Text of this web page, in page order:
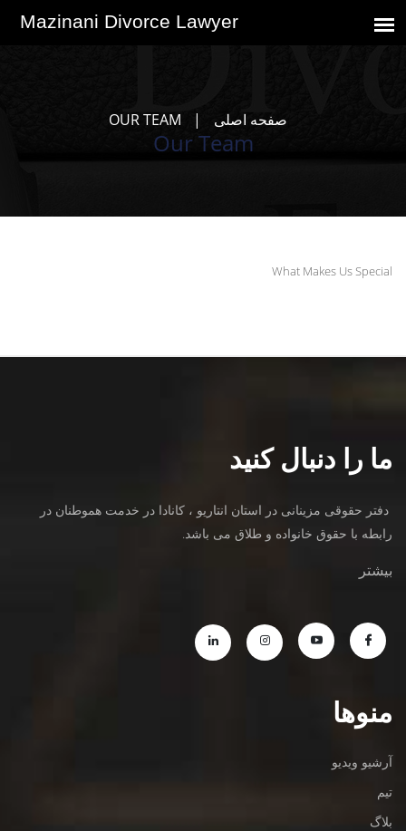
صفحه اصلی OUR TEAM
Our Team
What Makes Us Special
ما را دنبال کنید
دفتر حقوقی مزینانی در استان انتاریو ، کانادا در خدمت هموطنان در
رابطه با حقوق خانواده و طلاق می باشد.
بیشتر
منوها
آرشیو ویدیو
تیم
بلاگ